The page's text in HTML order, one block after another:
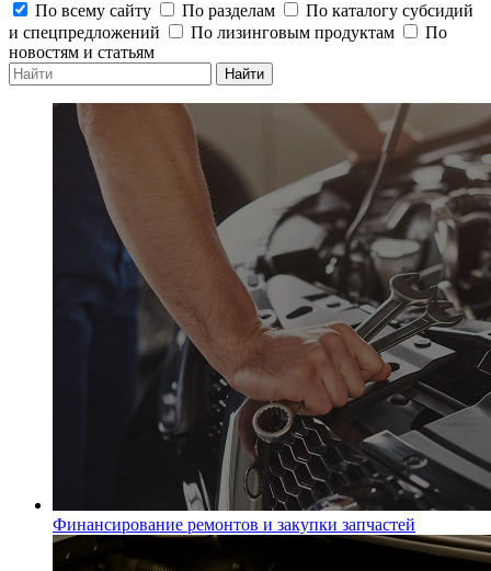
По всему сайту
По разделам
По каталогу субсидий
и спецпредложений
По лизинговым продуктам
По
новостям и статьям
Найти
Финансирование ремонтов и закупки запчастей